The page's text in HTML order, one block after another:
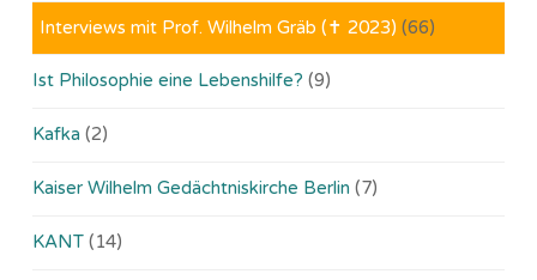
Interviews mit Prof. Wilhelm Gräb (✝ 2023) (66)
Ist Philosophie eine Lebenshilfe? (9)
Kafka (2)
Kaiser Wilhelm Gedächtniskirche Berlin (7)
KANT (14)